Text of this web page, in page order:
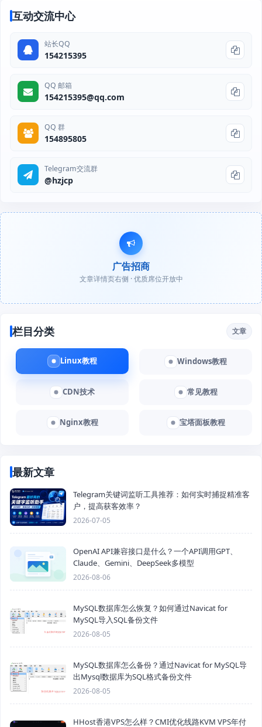
互动交流中心
站长QQ
154215395
QQ 邮箱
154215395@qq.com
QQ 群
154895805
Telegram交流群
@hzjcp
广告招商
文章详情页右侧 · 优质席位开放中
栏目分类 文章
Linux教程 Windows教程
CDN技术 常见教程
Nginx教程 宝塔面板教程
最新文章
Telegram关键词监听工具推荐：如何实时捕捉精准客
户，提高获客效率？
2026-07-05
OpenAI API兼容接口是什么？一个API调用GPT、
Claude、Gemini、DeepSeek多模型
2026-08-06
MySQL数据库怎么恢复？如何通过Navicat for
MySQL导入SQL备份文件
2026-08-05
MySQL数据库怎么备份？通过Navicat for MySQL导
出Mysql数据库为SQL格式备份文件
2026-08-05
HHost香港VPS怎么样？CMI优化线路KVM VPS年付